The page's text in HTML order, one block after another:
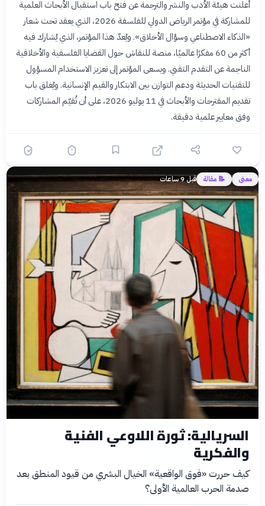
أعلنت هيئة الأدب والنشر والترجمة عن فتح باب استقبال الأبحاث العلمية
للمشاركة في مؤتمر الرياض الدولي للفلسفة 2026، الذي يعقد تحت شعار
«الذكاء الاصطناعي وسؤال الأخلاق». ويُعدّ هذا المؤتمر، الذي يُشارك فيه
أكثر من 60 مفكرًا عالميًا، منصة للنقاش حول القضايا الفلسفية والأخلاقية
الناجمة عن التقدم التقني. ويسعى المؤتمر إلى تعزيز الاستخدام المسؤول
للتقنيات الحديثة ودعم التوازن بين الابتكار والقيم الإنسانية. ويُغلق باب
تقديم المقترحات والأبحاث في 11 يوليو 2026، على أن تُقيّم المشاركات
وفق معايير علمية دقيقة.
معنى 📝 مقالة قبل 9 ساعات
السريالية: ثورة اللاوعي الفنية
والفكرية
كيف حررت «فوق الواقعية» الخيال البشري من قيود المنطق بعد
صدمة الحرب العالمية الأولى؟